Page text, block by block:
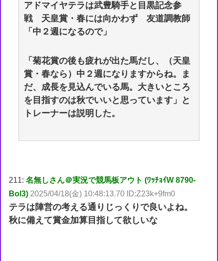
アドマイヤテラは武豊騎手と目黒記念参
戦 天皇賞・春には向かわず 友道調教師
「中２週になるので」
「菊花賞の後も疲れが出た馬だし、（天皇
賞・春なら）中２週になりますからね。ま
だ、成長を見込んでいる馬。大きいところ
を目指すのは秋でいいと思っています」と
トレーナーは説明した。
211:名無しさん＠実況で競馬板アウト (ﾜｯﾁｮｲW 8790-
Bol3) 2025/04/18(金) 10:48:13.70 ID:Z23k+9fm0
テラは陣営の考える通りじっくりで良いよね。
秋に備えて賞金加算目指して欲しいな